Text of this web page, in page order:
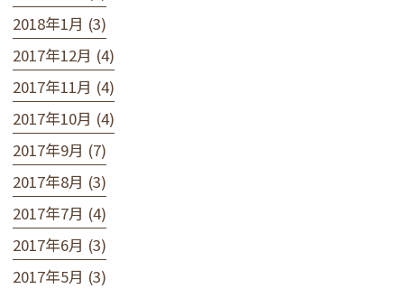
2018年1月 (3)
2017年12月 (4)
2017年11月 (4)
2017年10月 (4)
2017年9月 (7)
2017年8月 (3)
2017年7月 (4)
2017年6月 (3)
2017年5月 (3)